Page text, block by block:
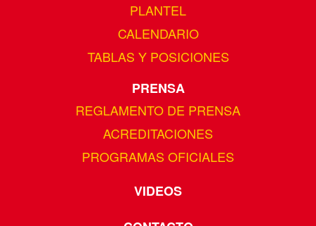
PLANTEL
CALENDARIO
TABLAS Y POSICIONES
PRENSA
REGLAMENTO DE PRENSA
ACREDITACIONES
PROGRAMAS OFICIALES
VIDEOS